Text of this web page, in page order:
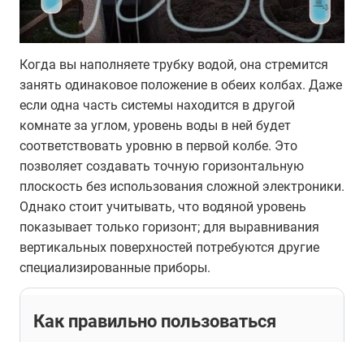
Когда вы наполняете трубку водой, она стремится
занять одинаковое положение в обеих колбах. Даже
если одна часть системы находится в другой
комнате за углом, уровень воды в ней будет
соответствовать уровню в первой колбе. Это
позволяет создавать точную горизонтальную
плоскость без использования сложной электроники.
Однако стоит учитывать, что водяной уровень
показывает только горизонт; для выравнивания
вертикальных поверхностей потребуются другие
специализированные приборы.
Как правильно пользоваться